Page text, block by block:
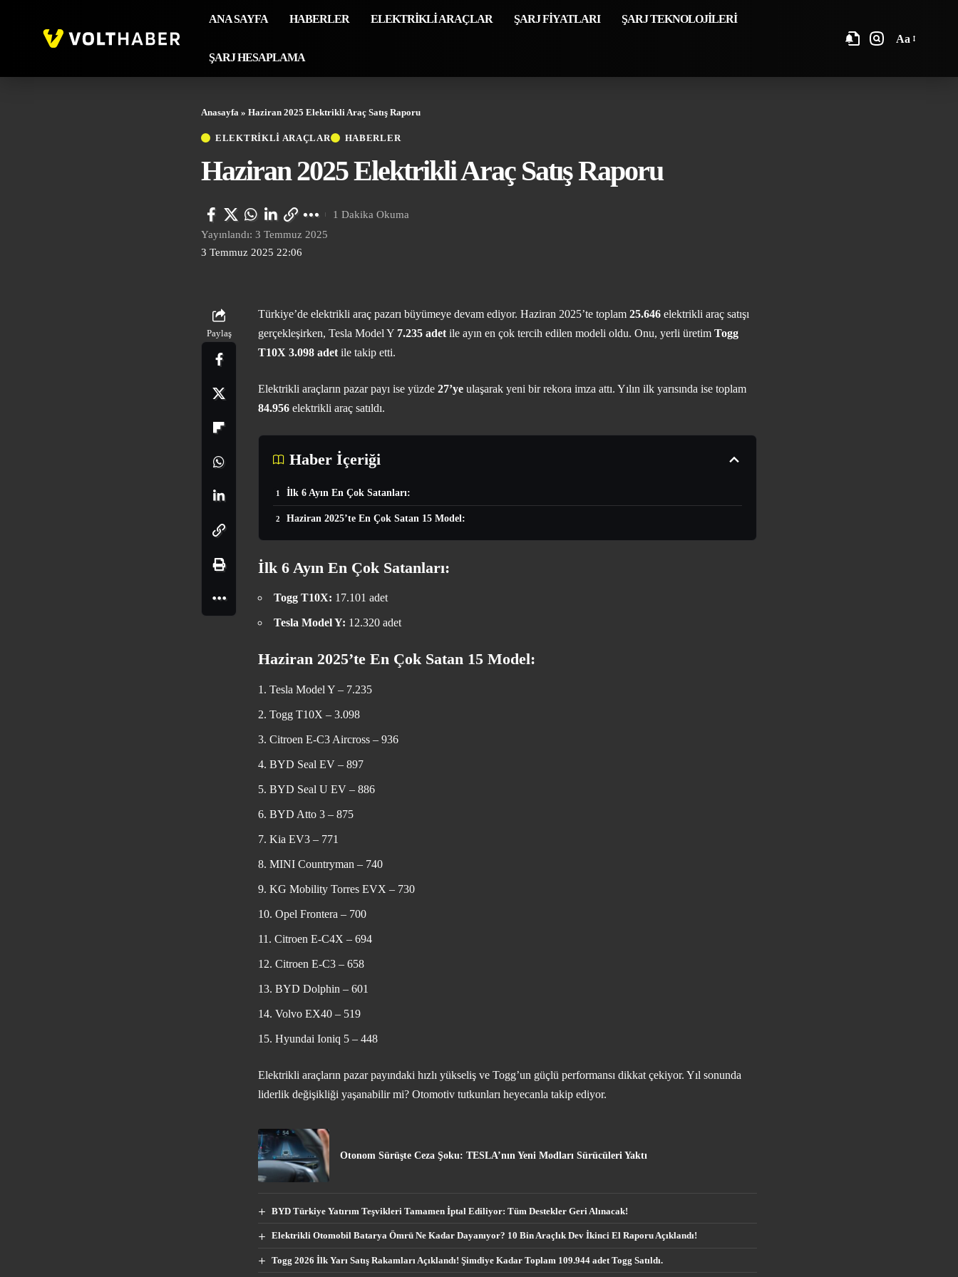
ANA SAYFA HABERLER ELEKTRİKLİ ARAÇLAR ŞARJ FİYATLARI ŞARJ TEKNOLOJİLERİ
ŞARJ HESAPLAMA
Aa
Anasayfa » Haziran 2025 Elektrikli Araç Satış Raporu
ELEKTRİKLİ ARAÇLAR HABERLER
Haziran 2025 Elektrikli Araç Satış Raporu
3 Temmuz 2025 22:06
Yayınlandı: 3 Temmuz 2025
1 Dakika Okuma
Paylaş
Türkiye’de elektrikli araç pazarı büyümeye devam ediyor. Haziran 2025’te toplam 25.646 elektrikli araç satışı
gerçekleşirken, Tesla Model Y 7.235 adet ile ayın en çok tercih edilen modeli oldu. Onu, yerli üretim Togg
T10X 3.098 adet ile takip etti.
Elektrikli araçların pazar payı ise yüzde 27’ye ulaşarak yeni bir rekora imza attı. Yılın ilk yarısında ise toplam
84.956 elektrikli araç satıldı.
Haber İçeriği
İlk 6 Ayın En Çok Satanları:
Haziran 2025’te En Çok Satan 15 Model:
İlk 6 Ayın En Çok Satanları:
Togg T10X: 17.101 adet
Tesla Model Y: 12.320 adet
Haziran 2025’te En Çok Satan 15 Model:
Tesla Model Y – 7.235
Togg T10X – 3.098
Citroen E-C3 Aircross – 936
BYD Seal EV – 897
BYD Seal U EV – 886
BYD Atto 3 – 875
Kia EV3 – 771
MINI Countryman – 740
KG Mobility Torres EVX – 730
Opel Frontera – 700
Citroen E-C4X – 694
Citroen E-C3 – 658
BYD Dolphin – 601
Volvo EX40 – 519
Hyundai Ioniq 5 – 448
Elektrikli araçların pazar payındaki hızlı yükseliş ve Togg’un güçlü performansı dikkat çekiyor. Yıl sonunda
liderlik değişikliği yaşanabilir mi? Otomotiv tutkunları heyecanla takip ediyor.
Otonom Sürüşte Ceza Şoku: TESLA’nın Yeni Modları Sürücüleri Yaktı
BYD Türkiye Yatırım Teşvikleri Tamamen İptal Ediliyor: Tüm Destekler Geri Alınacak!
Elektrikli Otomobil Batarya Ömrü Ne Kadar Dayanıyor? 10 Bin Araçlık Dev İkinci El Raporu Açıklandı!
Togg 2026 İlk Yarı Satış Rakamları Açıklandı! Şimdiye Kadar Toplam 109.944 adet Togg Satıldı.